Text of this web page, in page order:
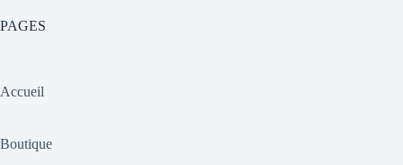
PAGES
Accueil
Boutique